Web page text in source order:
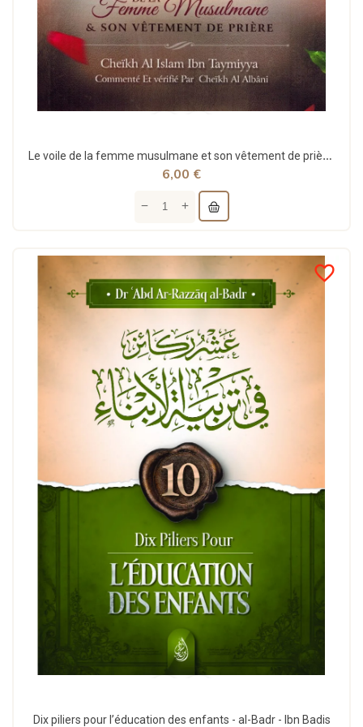
Le voile de la femme musulmane et son vêtement de prière - Ibn Taymiyya - Ibn Badis
6,00 €
favorite_border
Dix piliers pour l’éducation des enfants - al-Badr - Ibn Badis